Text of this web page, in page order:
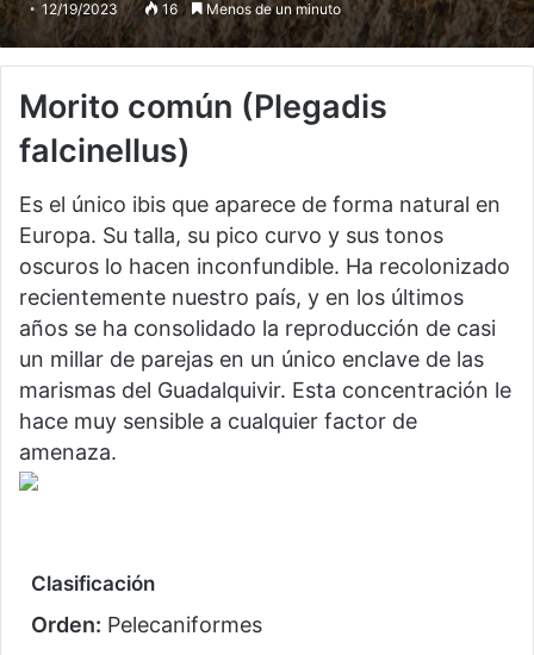
12/19/2023 16 Menos de un minuto
Morito común (Plegadis
falcinellus)
Es el único ibis que aparece de forma natural en
Europa. Su talla, su pico curvo y sus tonos
oscuros lo hacen inconfundible. Ha recolonizado
recientemente nuestro país, y en los últimos
años se ha consolidado la reproducción de casi
un millar de parejas en un único enclave de las
marismas del Guadalquivir. Esta concentración le
hace muy sensible a cualquier factor de
amenaza.
Clasificación
Orden: Pelecaniformes